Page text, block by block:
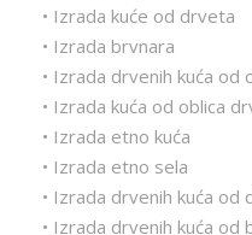
• Izrada kuće od drveta
• Izrada brvnara
• Izrada drvenih kuća od
• Izrada kuća od oblica
• Izrada etno kuća
• Izrada etno sela
• Izrada drvenih kuća od
• Izrada drvenih kuća od